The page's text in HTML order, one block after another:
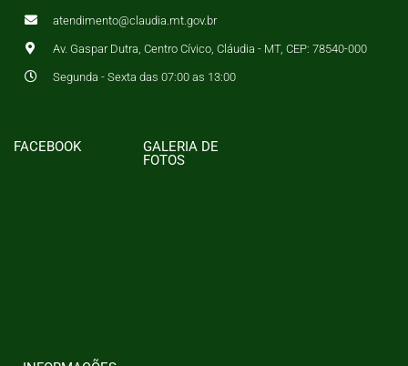
atendimento@claudia.mt.gov.br
Av. Gaspar Dutra, Centro Cívico, Cláudia - MT, CEP: 78540-000
Segunda - Sexta das 07:00 as 13:00
FACEBOOK
GALERIA DE
FOTOS